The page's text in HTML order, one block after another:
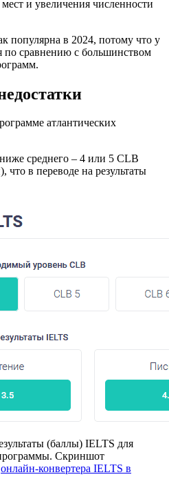
и увеличения численности
популярна в 2024, потому что у
по сравнению с большинством
атлантических
среднего – 4 или 5 CLB
что в переводе на результаты
(баллы) IELTS для
Скриншот
онлайн-конвертера IELTS в